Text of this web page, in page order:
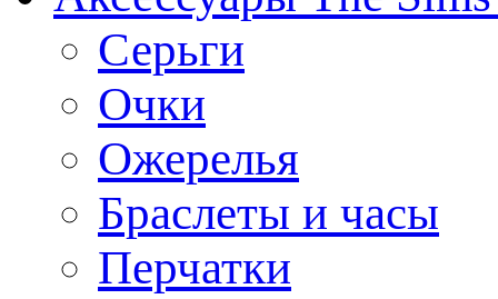
Серьги
Очки
Ожерелья
Браслеты и часы
Перчатки